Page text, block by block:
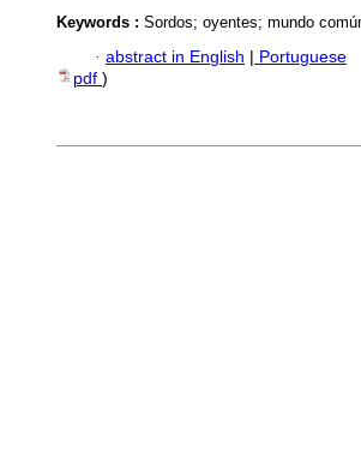
Keywords : Sordos; oyentes; mundo
· abstract in English | Portuguese
pdf )